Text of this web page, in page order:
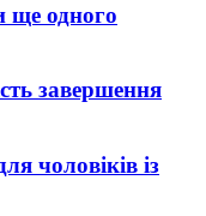
ще одного
завершення
чоловіків із